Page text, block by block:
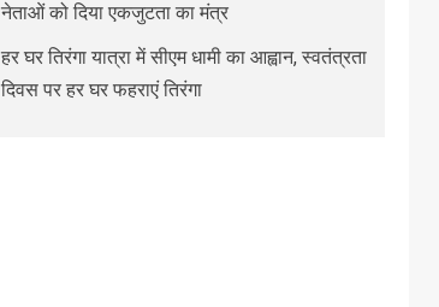
नेताओं को दिया एकजुटता का मंत्र
हर घर तिरंगा यात्रा में सीएम धामी का आह्वान, स्वतंत्रता
दिवस पर हर घर फहराएं तिरंगा